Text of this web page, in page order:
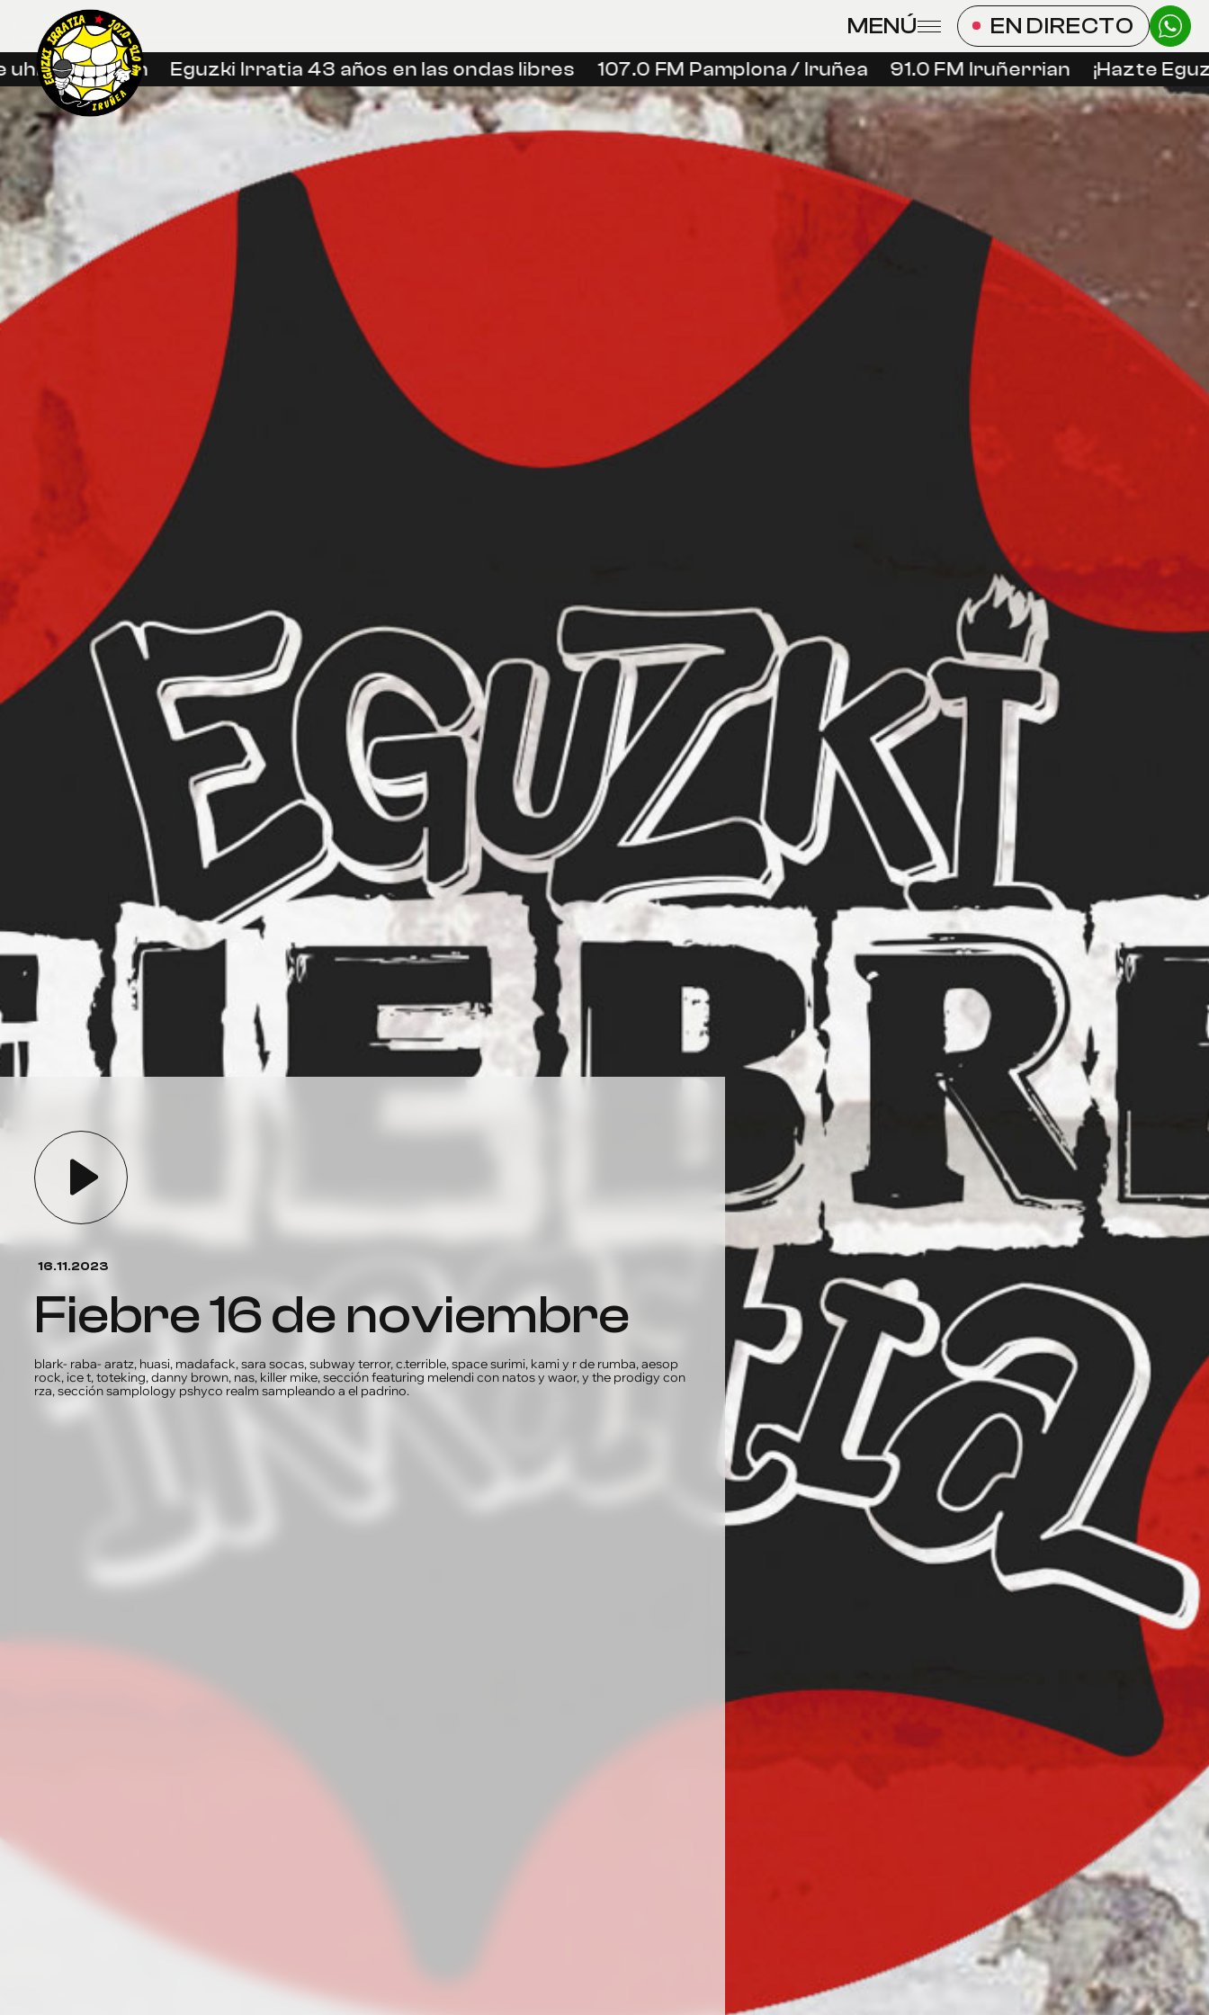
MENÚ EN DIRECTO
libreetan Eguzki Irratia 43 años en las ondas libres 107.0 FM Pamplona / Iruñea 91.0 FM Iruñerrian ¡Hazte
16.11.2023
fiebre 16 de noviembre
blark- raba- aratz, huasi, madafack, sara socas, subway terror, c.terrible, space surimi, kami y r de rumba, aesop
rock, ice t, toteking, danny brown, nas, killer mike, sección featuring melendi con natos y waor, y the prodigy con
rza, sección samplology pshyco realm sampleando a el padrino.